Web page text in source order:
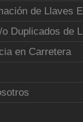
de Llaves
Duplicados de
en Carretera